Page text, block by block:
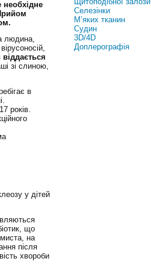
людина,
віддається
зі слиною,
в
років.
у дітей
що
на
після
хвороби
Селезінки
М’яких тканин
Судин
3D/4D
Доплерографія